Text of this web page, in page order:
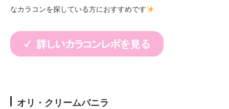
なカラコンを探している方におすすめです
オリ・クリームバニラ